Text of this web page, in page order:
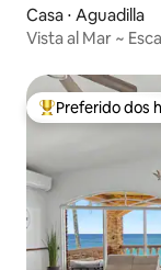
Casa ⋅ Aguadilla
Vista al Mar ~
Entre os
Preferido dos